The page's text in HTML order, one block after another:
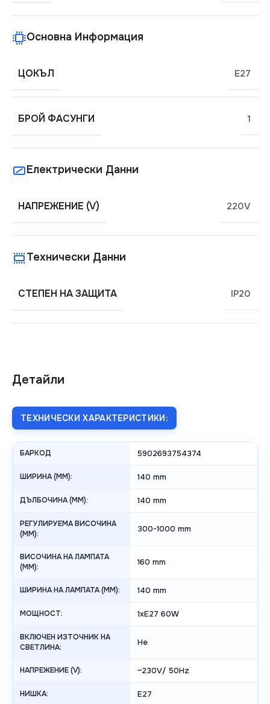
Детайли
ТЕХНИЧЕСКИ ХАРАКТЕРИСТИКИ:
БАРКОД 5902693754374
ШИРИНА (MM): 140 mm
ДЪЛБОЧИНА (MM): 140 mm
РЕГУЛИРУЕМА ВИСОЧИНА
(MM):
300-1000 mm
ВИСОЧИНА НА ЛАМПАТА
(MM):
160 mm
ШИРИНА НА ЛАМПАТА (MM): 140 mm
МОЩНОСТ: 1xE27 60W
ВКЛЮЧЕН ИЗТОЧНИК НА
СВЕТЛИНА:
Не
НАПРЕЖЕНИЕ (V): ~230V/ 50Hz
НИШКА: E27
Основна Информация
ЦОКЪЛ E27
БРОЙ ФАСУНГИ 1
Електрически Данни
НАПРЕЖЕНИЕ (V) 220V
Технически Данни
СТЕПЕН НА ЗАЩИТА IP20